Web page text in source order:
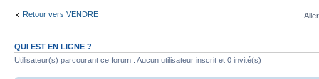
Retour vers VENDRE
QUI EST EN LIGNE ?
Utilisateur(s) parcourant ce forum : Aucun utilisateur inscrit et 0 invité(s)